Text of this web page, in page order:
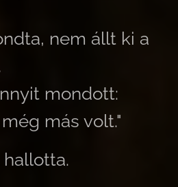
nem állt ki a
mondott:
más volt."